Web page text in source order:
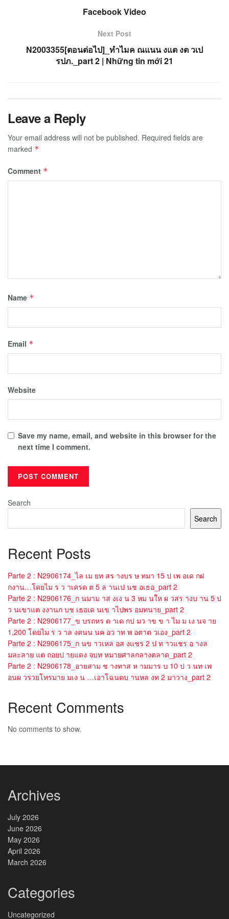
Facebook Video
Next Post
N2003355[ตอนต่อไป]_ทำไมค ณแนน งแต งต วเป
รปภ._part 2 | Những tin mới 21
Leave a Reply
Your email address will not be published. Required fields are
marked *
Comment *
Name *
Email *
Website
Save my name, email, and website in this browser for the
next time I comment.
Search
Search
Recent Posts
Parte 2 : N2906174_ไล เม ยท สร างบร ษ ทมา 15 ป เพ อเด กฝ
กงาน…โดยไม ร ว าเครด ต 5 ล านเป นช อเธอ_part 2
Parte 2 : N2906176_ก นมาม าส งเง น 3 หม นให ผ วสร างบ าน 5 ป
ว นเขาแต งงานก บช เธอเด นเข าไปพร อมทนาย_part 2
Parte 2 : N2906177_ข บรถหร ด าเด กป มว าข ข า ไม ม เง นจ าย
1,200 โดยไม ร ว าล งคนน นค อว าท พ อตาต วเอง_part 2
Parte 2 : N2906175_ก นข าวเหล อส งแชร 2 ป ท าวแชร อ างล
มละลาย แต ถอยป ายแดง จบท หมายศาลกลางตลาด_part 2
Parte 2 : N2906178_อายสาม ช างทาส ห ามมาร บ 10 ป ว นท เพ
อนผ วรวยโทรมาย มเง น …เอาโฉนดบ านหล งท 2 มาวาง_part 2
Recent Comments
No comments to show.
Archives
July 2026
June 2026
May 2026
April 2026
March 2026
Categories
Uncategorized